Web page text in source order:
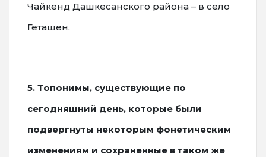
Чайкенд Дашкесанского района – в село
Геташен.
5. Топонимы, существующие по
сегодняшний день, которые были
подвергнуты некоторым фонетическим
изменениям и сохраненные в таком же